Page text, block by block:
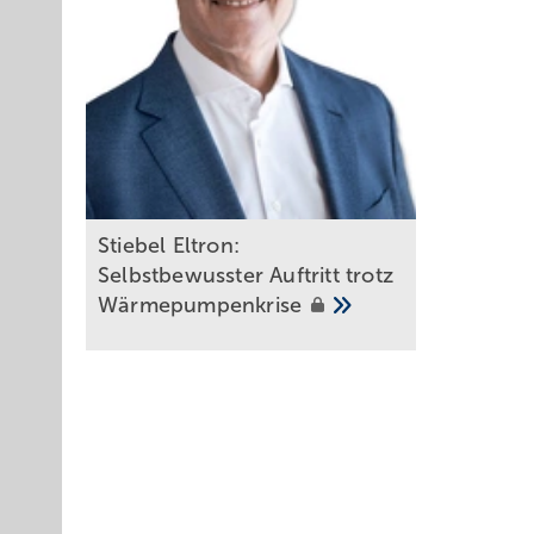
Stiebel Eltron:
Selbstbewusster Auftritt trotz
Wärmepumpenkrise